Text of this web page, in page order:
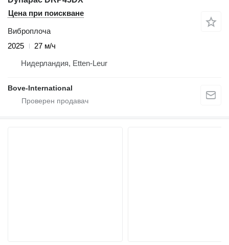
Цена при поискване
Виброплоча
2025
27 м/ч
Нидерландия, Etten-Leur
Bove-International